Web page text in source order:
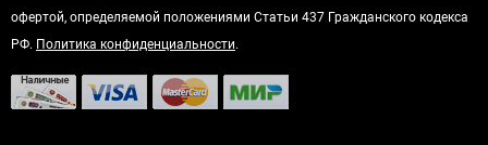
офертой, определяемой положениями Статьи 437 Гражданского кодекса
РФ. Политика конфиденциальности.